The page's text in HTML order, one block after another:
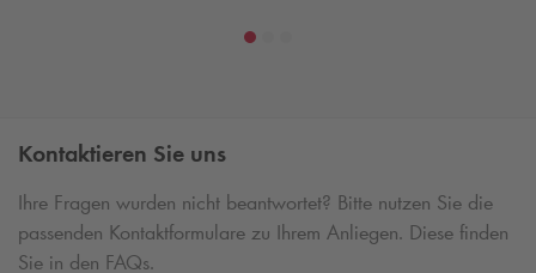
Kontaktieren Sie uns
Ihre Fragen wurden nicht beantwortet? Bitte nutzen Sie die
passenden Kontaktformulare zu Ihrem Anliegen. Diese finden
Sie in den FAQs.